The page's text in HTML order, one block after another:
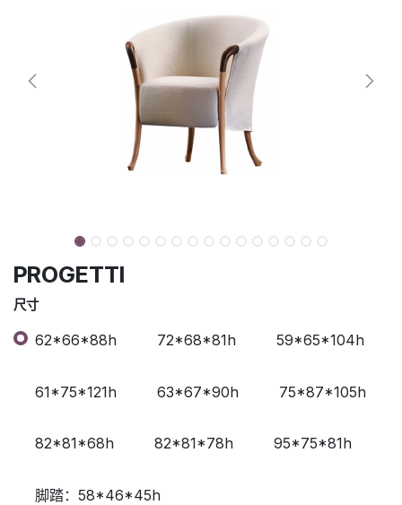
PROGETTI
尺寸
62*66*88h 72*68*81h 59*65*104h
61*75*121h 63*67*90h 75*87*105h
82*81*68h 82*81*78h 95*75*81h
脚踏：58*46*45h